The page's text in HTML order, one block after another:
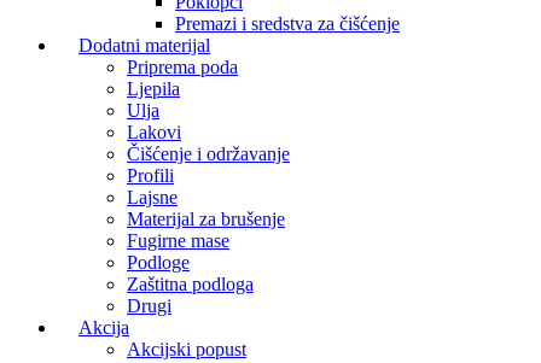
Premazi i sredstva za čišćenje
Dodatni materijal
Priprema poda
Ljepila
Ulja
Lakovi
Čišćenje i održavanje
Profili
Lajsne
Materijal za brušenje
Fugirne mase
Podloge
Zaštitna podloga
Drugi
Akcija
Akcijski popust